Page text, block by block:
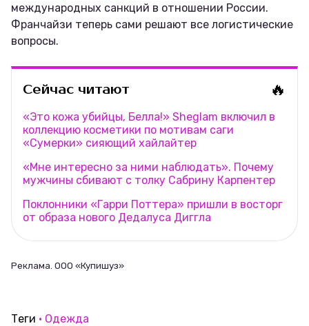
международных санкций в отношении России.
Франчайзи теперь сами решают все логистические
вопросы.
Сейчас читают 🔥
«Это кожа убийцы, Белла!» Sheglam включил в
коллекцию косметики по мотивам саги
«Сумерки» сияющий хайлайтер
«Мне интересно за ними наблюдать». Почему
мужчины сбивают с толку Сабрину Карпентер
Поклонники «Гарри Поттера» пришли в восторг
от образа нового Дедалуса Диггла
Реклама. ООО «Купишуз»
Теги Одежда